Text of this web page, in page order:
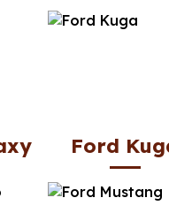
Ford